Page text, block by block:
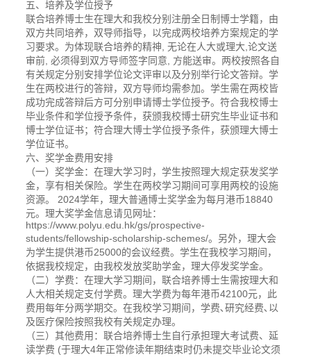
五、培养及学位授予
联合培养博士生在理大和我校分别注册全日制博士学籍，由
双方共同培养，双导师指导，以完成两校培养方案规定的学
习要求。为体现联合培养的精神, 无论在人大或理大,论文送
审前, 必须得到双方导师签字同意, 方能送审。两校按照各自
有关规定分别安排学位论文评审以及分别举行论文答辩。学
生在两校进行的答辩，双方导师均需参加。学生需在两校皆
成功完成答辩后方可分别申请博士学位授予。符合我校博士
毕业条件和学位授予条件，获颁我校博士研究生毕业证书和
博士学位证书；符合理大博士学位授予条件，获颁理大博士
学位证书。
六、奖学金费用安排
（一）奖学金：在理大学习时，学生按照理大规定获发奖学
金，享有相关保险。学生在两校学习期间可享用两校的设施
资源。 2024学年，理大普通博士奖学金为每月港币18840
元。理大奖学金信息请见网址：
https://www.polyu.edu.hk/gs/prospective-
students/fellowship-scholarship-schemes/。另外，理大会
为学生提供港币25000的会议经费。学生在我校学习期间，
依据我校规定，由我校发放奖助学金，理大停发奖学金。
（二）学费：在理大学习期间，联合培养博士生需按理大和
人大相关规定支付学费。理大学费为每年港币42100元，此
费用每年分两学期交。在我校学习期间，学费､研究经费､以
及医疗保险按照我校有关规定办理。
（三）其他费用：联合培养博士生自行承担理大考试费、延
读学费 (于理大4年正常修读年期结束时仍未提交毕业论文须